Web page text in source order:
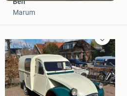
Marum
Bewaren
in
Mijn
Favorieten